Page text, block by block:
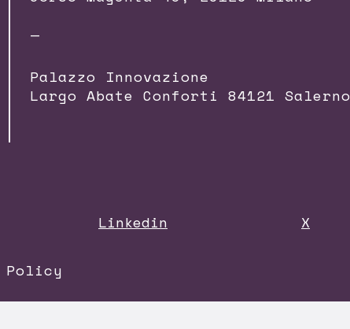
—
Palazzo Innovazione
Largo Abate Conforti 84121 Salerno
Linkedin X
Policy